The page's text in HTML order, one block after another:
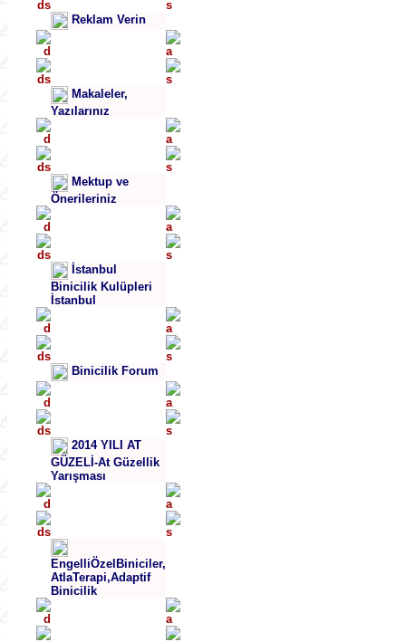
Reklam Verin
Makaleler,
Yazılarınız
Mektup ve
Önerileriniz
İstanbul
Binicilik Kulüpleri
İstanbul
Binicilik Forum
2014 YILI AT
GÜZELİ-At Güzellik
Yarışması
EngelliÖzelBiniciler,
AtlaTerapi,Adaptif
Binicilik